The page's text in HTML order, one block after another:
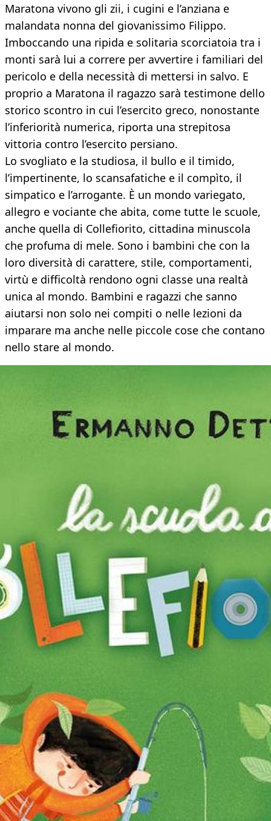
Maratona vivono gli zii, i cugini e l’anziana e
malandata nonna del giovanissimo Filippo.
Imboccando una ripida e solitaria scorciatoia tra i
monti sarà lui a correre per avvertire i familiari del
pericolo e della necessità di mettersi in salvo. E
proprio a Maratona il ragazzo sarà testimone dello
storico scontro in cui l’esercito greco, nonostante
l’inferiorità numerica, riporta una strepitosa
vittoria contro l’esercito persiano.
Lo svogliato e la studiosa, il bullo e il timido,
l’impertinente, lo scansafatiche e il compìto, il
simpatico e l’arrogante. È un mondo variegato,
allegro e vociante che abita, come tutte le scuole,
anche quella di Collefiorito, cittadina minuscola
che profuma di mele. Sono i bambini che con la
loro diversità di carattere, stile, comportamenti,
virtù e difficoltà rendono ogni classe una realtà
unica al mondo. Bambini e ragazzi che sanno
aiutarsi non solo nei compiti o nelle lezioni da
imparare ma anche nelle piccole cose che contano
nello stare al mondo.